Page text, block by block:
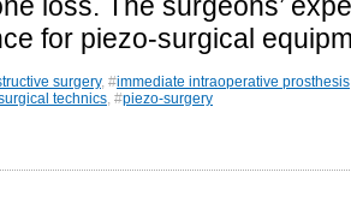
for piezo-surgical
surgery, #immediate intraoperative prosthesis
technics, #piezo-surgery